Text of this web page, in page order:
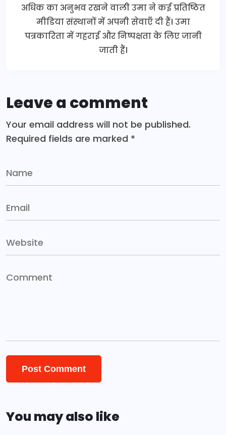
अधिक का अनुभव रखने वाली उमा ने कई प्रतिष्ठित
मीडिया संस्थानों में अपनी सेवाएँ दी हैं। उमा
पत्रकारिता में गहराई और निष्पक्षता के लिए जानी
जाती हैं।
Leave a comment
Your email address will not be published.
Required fields are marked *
You may also like